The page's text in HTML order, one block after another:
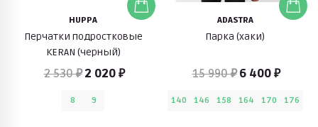
HUPPA
Перчатки подростковые
KERAN (черный)
2 530 ₽ 2 020 ₽
8 9
ADASTRA
Парка (хаки)
15 990 ₽ 6 400 ₽
140 146 158 164 170 176